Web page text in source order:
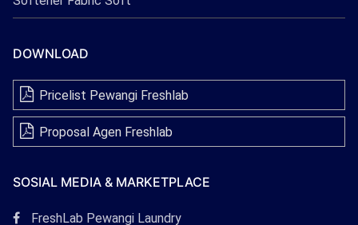
DOWNLOAD
Pricelist Pewangi Freshlab
Proposal Agen Freshlab
SOSIAL MEDIA & MARKETPLACE
TautanFreshLab Pewangi Laundry